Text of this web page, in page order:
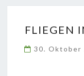
FLIEGEN
30. Oktober